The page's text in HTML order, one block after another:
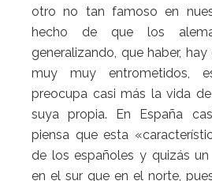
otro no tan famoso en
hecho de que los
generalizando, que haber,
muy muy entrometidos,
preocupa casi más la vida
suya propia. En España
piensa que esta
de los españoles y quizás
en el sur que en el norte,